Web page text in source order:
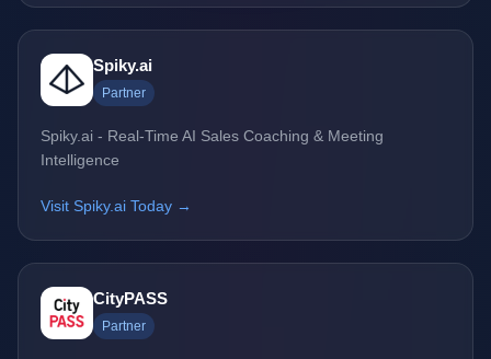
Spiky.ai
Partner
Spiky.ai - Real-Time AI Sales Coaching & Meeting
Intelligence
Visit Spiky.ai Today →
CityPASS
Partner